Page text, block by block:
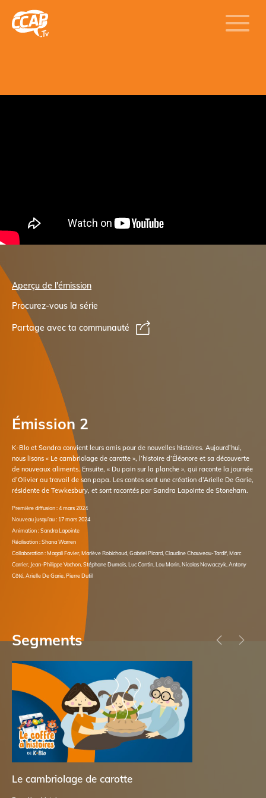
Aperçu de l'émission
Procurez-vous la série
Partage avec ta communauté
Émission 2
K-Blo et Sandra convient leurs amis pour de nouvelles histoires. Aujourd’hui,
nous lisons « Le cambriolage de carotte », l’histoire d’Éléonore et sa découverte
de nouveaux aliments. Ensuite, « Du pain sur la planche », qui raconte la journée
d’Olivier au travail de son papa. Les contes sont une création d’Arielle De Garie,
résidente de Tewkesbury, et sont racontés par Sandra Lapointe de Stoneham.
Première diffusion : 4 mars 2024
Nouveau jusqu’au : 17 mars 2024
Animation : Sandra Lapointe
Réalisation : Shana Warren
Collaboration : Magali Favier, Mariève Robichaud, Gabriel Picard, Claudine Chauveau-Tardif, Marc
Carrier, Jean-Philippe Vachon, Stéphane Dumais, Luc Cantin, Lou Morin, Nicolas Nowaczyk, Antony
Côté, Arielle De Garie, Pierre Dutil
Segments
Le cambriolage de carotte